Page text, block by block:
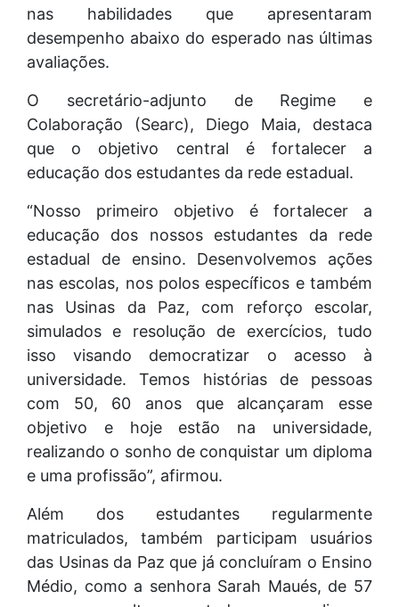
nas habilidades que apresentaram
desempenho abaixo do esperado nas últimas
avaliações.
O secretário-adjunto de Regime e
Colaboração (Searc), Diego Maia, destaca
que o objetivo central é fortalecer a
educação dos estudantes da rede estadual.
“Nosso primeiro objetivo é fortalecer a
educação dos nossos estudantes da rede
estadual de ensino. Desenvolvemos ações
nas escolas, nos polos específicos e também
nas Usinas da Paz, com reforço escolar,
simulados e resolução de exercícios, tudo
isso visando democratizar o acesso à
universidade. Temos histórias de pessoas
com 50, 60 anos que alcançaram esse
objetivo e hoje estão na universidade,
realizando o sonho de conquistar um diploma
e uma profissão”, afirmou.
Além dos estudantes regularmente
matriculados, também participam usuários
das Usinas da Paz que já concluíram o Ensino
Médio, como a senhora Sarah Maués, de 57